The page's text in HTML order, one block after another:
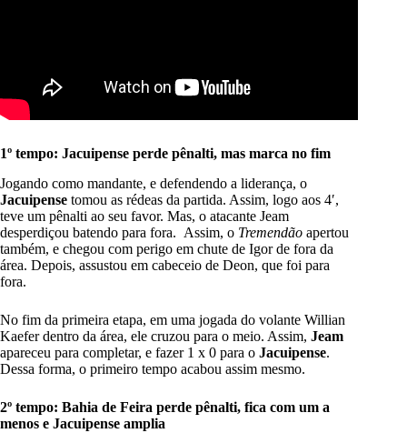
1º tempo: Jacuipense perde pênalti, mas marca no fim
Jogando como mandante, e defendendo a liderança, o
Jacuipense tomou as rédeas da partida. Assim, logo aos 4′,
teve um pênalti ao seu favor. Mas, o atacante Jeam
desperdiçou batendo para fora. Assim, o Tremendão apertou
também, e chegou com perigo em chute de Igor de fora da
área. Depois, assustou em cabeceio de Deon, que foi para
fora.
No fim da primeira etapa, em uma jogada do volante Willian
Kaefer dentro da área, ele cruzou para o meio. Assim, Jeam
apareceu para completar, e fazer 1 x 0 para o Jacuipense.
Dessa forma, o primeiro tempo acabou assim mesmo.
2º tempo: Bahia de Feira perde pênalti, fica com um a
menos e Jacuipense amplia